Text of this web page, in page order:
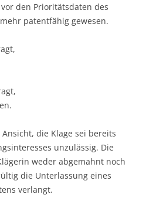
den Prioritätsdaten des
patentfähig gewesen.
die Klage sei bereits
unzulässig. Die
weder abgemahnt noch
die Unterlassung eines
verlangt.